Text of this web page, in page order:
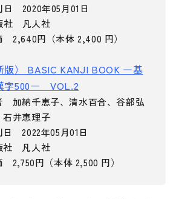
読本
日 2020年05月01日
社 凡人社
2,640円（本体 2,400 円）
版） BASIC KANJI BOOK ―基
字500― VOL.2
加納千恵子、清水百合、谷部弘
石井恵理子
日 2022年05月01日
社 凡人社
2,750円（本体 2,500 円）